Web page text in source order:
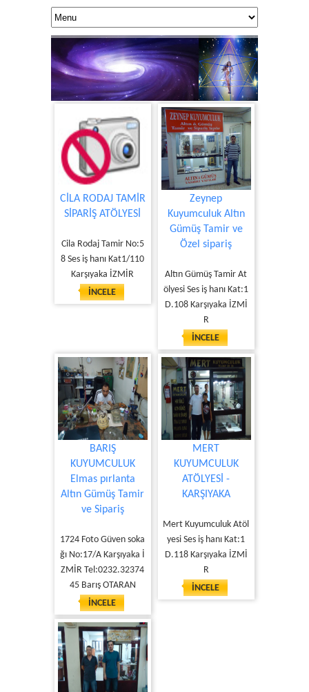
KUANTUM
CİLA RODAJ TAMİR
SİPARİŞ ATÖLYESİ
Cila Rodaj Tamir No:5
8 Ses iş hanı Kat1/110
Karşıyaka İZMİR
İNCELE
Zeynep
Kuyumculuk Altın
Gümüş Tamir ve
Özel sipariş
Altın Gümüş Tamir At
ölyesi Ses iş hanı Kat:1
D.108 Karşıyaka İZMİ
R
İNCELE
BARIŞ
KUYUMCULUK
Elmas pırlanta
Altın Gümüş Tamir
ve Sipariş
1724 Foto Güven soka
ğı No:17/A Karşıyaka İ
ZMİR Tel:0232.32374
45 Barış OTARAN
İNCELE
MERT
KUYUMCULUK
ATÖLYESİ -
KARŞIYAKA
Mert Kuyumculuk Atöl
yesi Ses iş hanı Kat:1
D.118 Karşıyaka İZMİ
R
İNCELE